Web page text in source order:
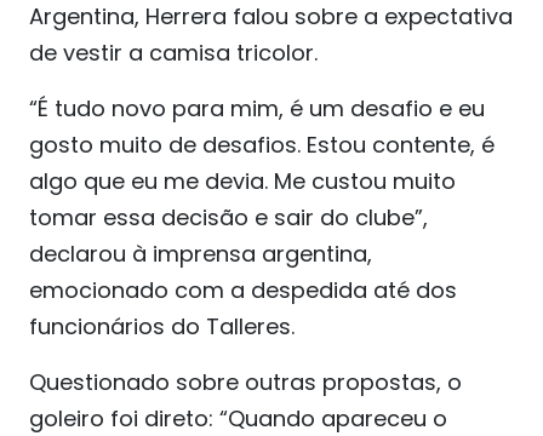
Argentina, Herrera falou sobre a expectativa
de vestir a camisa tricolor.
“É tudo novo para mim, é um desafio e eu
gosto muito de desafios. Estou contente, é
algo que eu me devia. Me custou muito
tomar essa decisão e sair do clube”,
declarou à imprensa argentina,
emocionado com a despedida até dos
funcionários do Talleres.
Questionado sobre outras propostas, o
goleiro foi direto: “Quando apareceu o